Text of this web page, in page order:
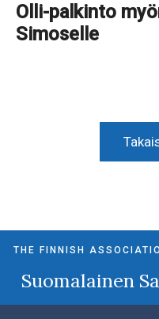
Olli-palkinto
Simoselle
THE FINNISH
Suomalainen